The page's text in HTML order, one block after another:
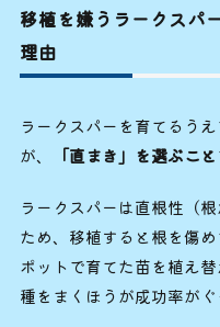
移植を嫌うラークス
理由
ラークスパーを育てるう
が、
「直まき」を選ぶこと
ラークスパーは直根性（
ため、移植すると根を傷
ポットで育てた苗を植え
種をまくほうが成功率がぐ